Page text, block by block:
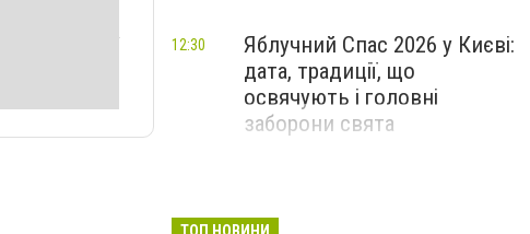
Яблучний Спас 2026 у Києві:
дата, традиції, що
освячують і головні
заборони свята
12:30